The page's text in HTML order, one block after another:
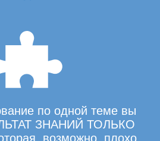
по одной теме вы
ЗНАНИЙ ТОЛЬКО
возможно, плохо